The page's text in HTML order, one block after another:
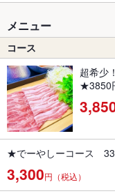
メニュー
コース
超希少
★3850
★でーやしーコース
3,300円（税込）